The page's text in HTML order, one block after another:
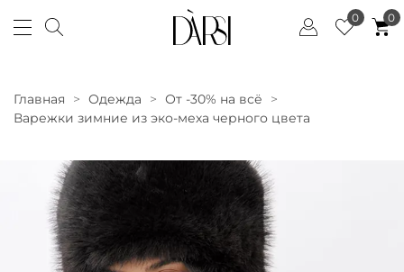
0 0
Главная Одежда
От -30% на всё
Варежки зимние из эко-меха черного цвета